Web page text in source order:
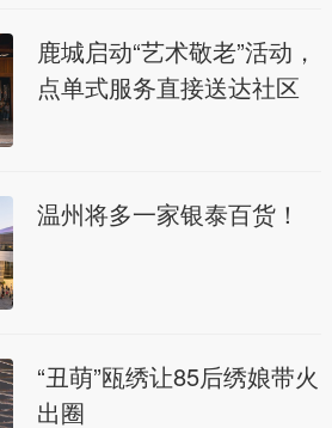
鹿城启动“艺术敬老”活动，
点单式服务直接送达社区
温州将多一家银泰百货！
“丑萌”瓯绣让85后绣娘带火
出圈